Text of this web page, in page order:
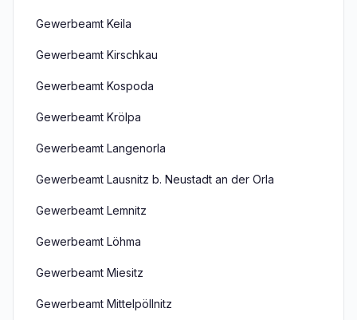
Gewerbeamt Keila
Gewerbeamt Kirschkau
Gewerbeamt Kospoda
Gewerbeamt Krölpa
Gewerbeamt Langenorla
Gewerbeamt Lausnitz b. Neustadt an der Orla
Gewerbeamt Lemnitz
Gewerbeamt Löhma
Gewerbeamt Miesitz
Gewerbeamt Mittelpöllnitz